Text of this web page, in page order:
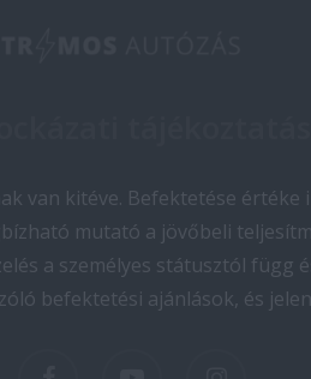
van kitéve. Befektetése
mutató a jövőbeli
a személyes státusztól függ
befektetési ajánlások, és